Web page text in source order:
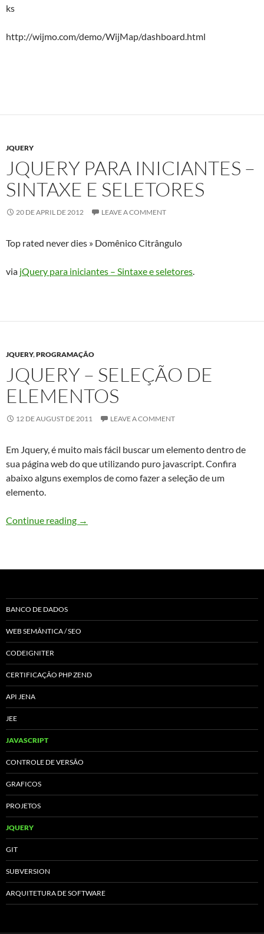
ks
http://wijmo.com/demo/WijMap/dashboard.html
JQUERY
JQUERY PARA INICIANTES –
SINTAXE E SELETORES
20 DE APRIL DE 2012 LEAVE A COMMENT
Top rated never dies » Domênico Citrângulo
via jQuery para iniciantes – Sintaxe e seletores.
JQUERY,PROGRAMAÇÃO
JQUERY – SELEÇÃO DE
ELEMENTOS
12 DE AUGUST DE 2011 LEAVE A COMMENT
Em Jquery, é muito mais fácil buscar um elemento dentro de
sua página web do que utilizando puro javascript. Confira
abaixo alguns exemplos de como fazer a seleção de um
elemento.
Continue reading Jquery – Seleção de Elementos
→
BANCO DE DADOS
WEB SEMÂNTICA / SEO
CODEIGNITER
CERTIFICAÇÃO PHP ZEND
API JENA
JEE
JAVASCRIPT
CONTROLE DE VERSÃO
GRAFICOS
PROJETOS
JQUERY
GIT
SUBVERSION
ARQUITETURA DE SOFTWARE